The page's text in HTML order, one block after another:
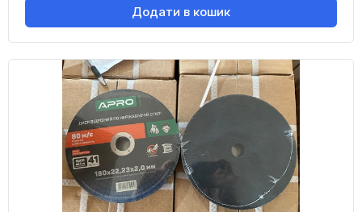
Додати в кошик